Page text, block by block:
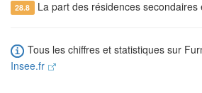
28.8 La part des résidences secondaires
Tous les chiffres et statistiques sur
Insee.fr